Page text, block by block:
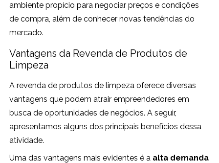
ambiente propício para negociar preços e condições
de compra, além de conhecer novas tendências do
mercado.
Vantagens da Revenda de Produtos de
Limpeza
A revenda de produtos de limpeza oferece diversas
vantagens que podem atrair empreendedores em
busca de oportunidades de negócios. A seguir,
apresentamos alguns dos principais benefícios dessa
atividade.
Uma das vantagens mais evidentes é a alta demanda